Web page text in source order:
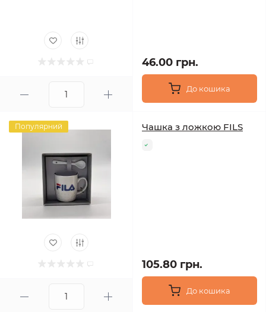
46.00 грн.
До кошика
Популярний Чашка з ложкою FILS
105.80 грн.
До кошика